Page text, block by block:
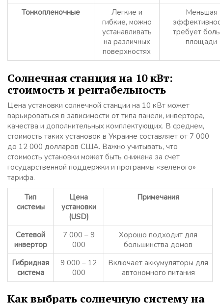
Тонкопленочные
Легкие и
гибкие, можно
устанавливать
на различных
поверхностях
Меньшая
требует
площади
Солнечная станция на 10 кВт:
стоимость и рентабельность
Цена установки солнечной станции на 10 кВт может
варьироваться в зависимости от типа панели, инвертора,
качества и дополнительных комплектующих. В среднем,
стоимость таких установок в Украине составляет от 7 000
до 12 000 долларов США. Важно учитывать, что
стоимость установки может быть снижена за счет
государственной поддержки и программы «зеленого»
тарифа.
Тип
системы
Цена
установки
(USD)
Примечания
Сетевой
инвертор
7 000 – 9
000
Хорошо подходит для
большинства домов
Гибридная
система
9 000 – 12
000
Включает аккумуляторы для
автономного питания
Как выбрать солнечную систему на